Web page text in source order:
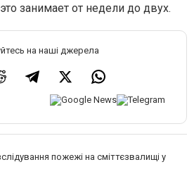
занимает от недели до двух.
на наші джерела
пожежі на сміттєзвалищі у